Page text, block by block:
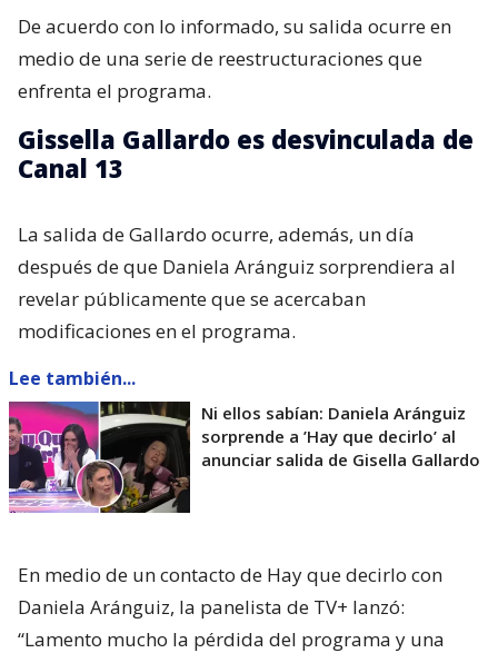
De acuerdo con lo informado, su salida ocurre en
medio de una serie de reestructuraciones que
enfrenta el programa.
Gissella Gallardo es desvinculada de
Canal 13
La salida de Gallardo ocurre, además, un día
después de que Daniela Aránguiz sorprendiera al
revelar públicamente que se acercaban
modificaciones en el programa.
Lee también...
Ni ellos sabían: Daniela Aránguiz
sorprende a ’Hay que decirlo’ al
anunciar salida de Gisella Gallardo
En medio de un contacto de Hay que decirlo con
Daniela Aránguiz, la panelista de TV+ lanzó:
“Lamento mucho la pérdida del programa y una